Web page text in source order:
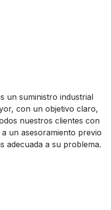
un suministro industrial
con un objetivo claro,
nuestros clientes con
un asesoramiento previo
adecuada a su problema.